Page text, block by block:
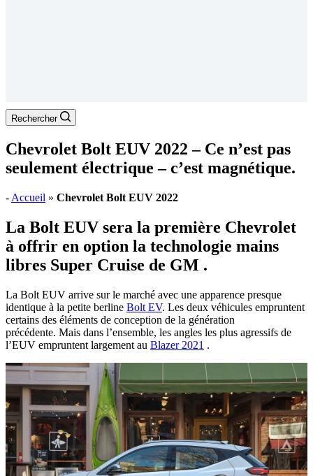
Rechercher
Chevrolet Bolt EUV 2022 – Ce n’est pas
seulement électrique – c’est magnétique.
- Accueil » Chevrolet Bolt EUV 2022
La Bolt EUV sera la première Chevrolet
à offrir en option la technologie mains
libres Super Cruise de GM .
La Bolt EUV arrive sur le marché avec une apparence presque
identique à la petite berline Bolt EV. Les deux véhicules empruntent
certains des éléments de conception de la génération
précédente. Mais dans l’ensemble, les angles les plus agressifs de
l’EUV empruntent largement au Blazer 2021 .